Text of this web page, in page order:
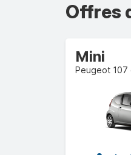
Offres
Mini
Peugeot 107